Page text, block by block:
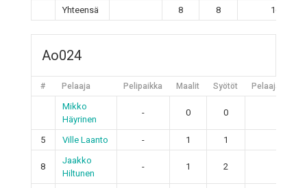
Yhteensä 8 8 16
Ao024
# Pelaaja Pelipaikka Maalit Syötöt Pelaajan
Mikko
Häyrinen
- 0 0
5 Ville Laanto - 1 1
8
Jaakko
Hiltunen
- 1 2